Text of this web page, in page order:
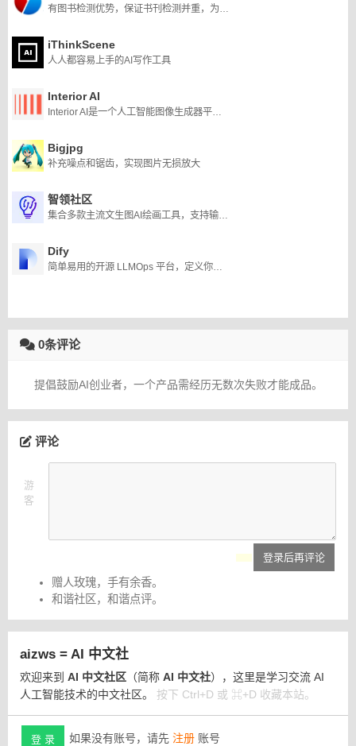
有图书检测优势，保证书刊检测并重，为论文查重提供多一层保障。
iThinkScene
人人都容易上手的AI写作工具
Interior AI
Interior AI是一个人工智能图像生成器平台，允许用户上传自己(或其他人)家的图像，并根据17种预选风格之一生成新的外观和布局。它是日益增长的人工智能图像生成器生态系统的一部分，可用于室内设计构思或房地产虚拟分期。
Bigjpg
补充噪点和锯齿，实现图片无损放大
智领社区
集合多款主流文生图AI绘画工具，支持输入任意中文关键词生成精准的图片
Dify
简单易用的开源 LLMOps 平台，定义你的 AI 原生应用
0条评论
提倡鼓励AI创业者，一个产品需经历无数次失败才能成品。
评论
游
客
登录后再评论
赠人玫瑰，手有余香。
和谐社区，和谐点评。
aizws = AI 中文社
欢迎来到 AI 中文社区 （简称 AI 中文社），这里是学习交流 AI
人工智能技术的中文社区。 按下 Ctrl+D 或 ⌘+D 收藏本站。
登 录 如果没有账号，请先 注册 账号